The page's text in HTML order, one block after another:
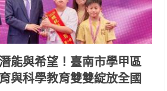
能與希望！臺南市學甲區
與科學教育雙雙綻放全國